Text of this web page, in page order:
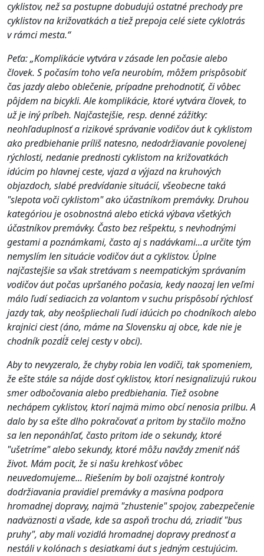
cyklistov, než sa postupne dobudujú ostatné prechody pre
cyklistov na križovatkách a tiež prepoja celé siete cyklotrás
v rámci mesta.“
Peťa: „Komplikácie vytvára v zásade len počasie alebo
človek. S počasím toho veľa neurobím, môžem prispôsobiť
čas jazdy alebo oblečenie, prípadne prehodnotiť, či vôbec
pôjdem na bicykli. Ale komplikácie, ktoré vytvára človek, to
už je iný príbeh. Najčastejšie, resp. denné zážitky:
neohľaduplnosť a rizikové správanie vodičov áut k cyklistom
ako predbiehanie príliš natesno, nedodržiavanie povolenej
rýchlosti, nedanie prednosti cyklistom na križovatkách
idúcim po hlavnej ceste, vjazd a výjazd na kruhových
objazdoch, slabé predvídanie situácií, všeobecne taká
"slepota voči cyklistom" ako účastníkom premávky. Druhou
kategóriou je osobnostná alebo etická výbava všetkých
účastníkov premávky. Často bez rešpektu, s nevhodnými
gestami a poznámkami, často aj s nadávkami...a určite tým
nemyslím len situácie vodičov áut a cyklistov. Úplne
najčastejšie sa však stretávam s neempatickým správaním
vodičov áut počas upršaného počasia, kedy naozaj len veľmi
málo ľudí sediacich za volantom v suchu prispôsobí rýchlosť
jazdy tak, aby neošpliechali ľudí idúcich po chodníkoch alebo
krajnici ciest (áno, máme na Slovensku aj obce, kde nie je
chodník pozdĺž celej cesty v obci).
Aby to nevyzeralo, že chyby robia len vodiči, tak spomeniem,
že ešte stále sa nájde dosť cyklistov, ktorí nesignalizujú rukou
smer odbočovania alebo predbiehania. Tiež osobne
nechápem cyklistov, ktorí najmä mimo obcí nenosia prilbu. A
dalo by sa ešte dlho pokračovať a pritom by stačilo možno
sa len neponáhľať, často pritom ide o sekundy, ktoré
"ušetríme" alebo sekundy, ktoré môžu navždy zmeniť náš
život. Mám pocit, že si našu krehkosť vôbec
neuvedomujeme... Riešením by boli ozajstné kontroly
dodržiavania pravidiel premávky a masívna podpora
hromadnej dopravy, najmä "zhustenie" spojov, zabezpečenie
nadväznosti a všade, kde sa aspoň trochu dá, zriadiť "bus
pruhy", aby mali vozidlá hromadnej dopravy prednosť a
nestáli v kolónach s desiatkami áut s jedným cestujúcim.